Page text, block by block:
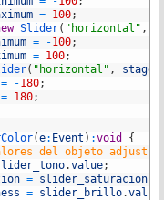
= 100;
Slider( "horizontal" ,
= -100;
= 100;
( "horizontal" , stage
= -180;
= 180;
(e: Event ) :void
{
del objeto adjust
.value;
= slider_saturacion
= slider_brillo.value